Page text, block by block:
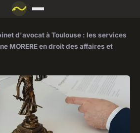
d'avocat à Toulouse : les services
MORERE en droit des affaires et